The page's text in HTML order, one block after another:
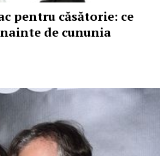
pentru căsătorie: ce
de cununia